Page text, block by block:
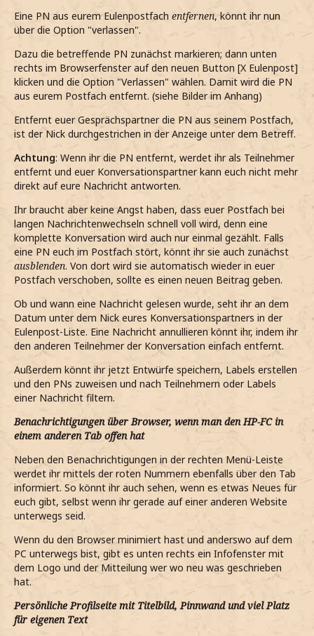
Eine PN aus eurem Eulenpostfach entfernen, könnt ihr nun
über die Option "verlassen".
Dazu die betreffende PN zunächst markieren; dann unten
rechts im Browserfenster auf den neuen Button [X Eulenpost]
klicken und die Option "Verlassen" wählen. Damit wird die PN
aus eurem Postfach entfernt. (siehe Bilder im Anhang)
Entfernt euer Gesprächspartner die PN aus seinem Postfach,
ist der Nick durchgestrichen in der Anzeige unter dem Betreff.
Achtung: Wenn ihr die PN entfernt, werdet ihr als Teilnehmer
entfernt und euer Konversationspartner kann euch nicht mehr
direkt auf eure Nachricht antworten.
Ihr braucht aber keine Angst haben, dass euer Postfach bei
langen Nachrichtenwechseln schnell voll wird, denn eine
komplette Konversation wird auch nur einmal gezählt. Falls
eine PN euch im Postfach stört, könnt ihr sie auch zunächst
ausblenden. Von dort wird sie automatisch wieder in euer
Postfach verschoben, sollte es einen neuen Beitrag geben.
Ob und wann eine Nachricht gelesen wurde, seht ihr an dem
Datum unter dem Nick eures Konversationspartners in der
Eulenpost-Liste. Eine Nachricht annullieren könnt ihr, indem ihr
den anderen Teilnehmer der Konversation einfach entfernt.
Außerdem könnt ihr jetzt Entwürfe speichern, Labels erstellen
und den PNs zuweisen und nach Teilnehmern oder Labels
einer Nachricht filtern.
Benachrichtigungen über Browser, wenn man den HP-FC in
einem anderen Tab offen hat
Neben den Benachrichtigungen in der rechten Menü-Leiste
werdet ihr mittels der roten Nummern ebenfalls über den Tab
informiert. So könnt ihr auch sehen, wenn es etwas Neues für
euch gibt, selbst wenn ihr gerade auf einer anderen Website
unterwegs seid.
Wenn du den Browser minimiert hast und anderswo auf dem
PC unterwegs bist, gibt es unten rechts ein Infofenster mit
dem Logo und der Mitteilung wer wo neu was geschrieben
hat.
Persönliche Profilseite mit Titelbild, Pinnwand und viel Platz
für eigenen Text